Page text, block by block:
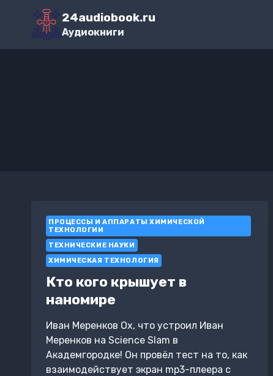
Перейти
содержимому
24audiobook.ru
Аудиокниги
ПРОЦЕССЫ И АППАРАТЫ ХИМИЧЕСКОЙ
ТЕХНОЛОГИИ
ТЕХНИЧЕСКИЕ НАУКИ
ХИМИЧЕСКАЯ ТЕХНОЛОГИЯ
Кто кого крышует в
наномире
Иван Меренков Ох, что устроил Иван
Меренков на Science Slam в
Академгородке! Он провёл тест на то, как
взаимодействует экран mp3-плеера с